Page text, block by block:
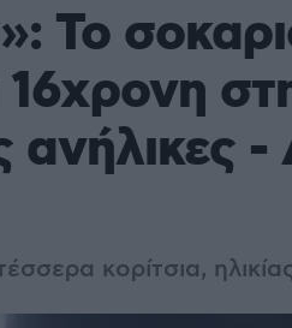
Το
-
κορίτσια,